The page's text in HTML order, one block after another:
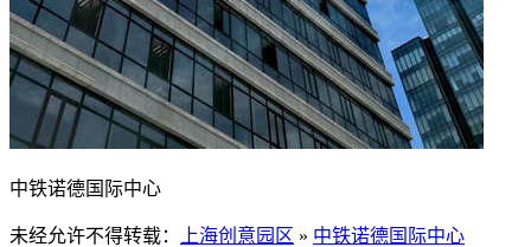
中铁诺德国际中心
未经允许不得转载： 上海创意园区 » 中铁诺德国际中心